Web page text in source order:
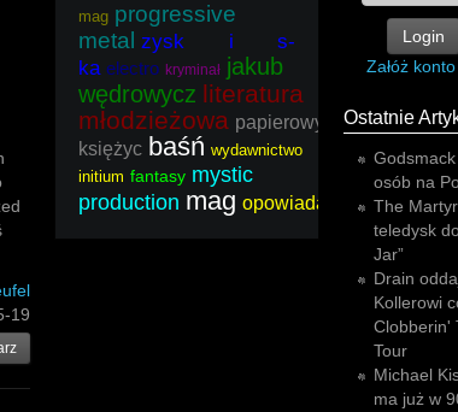
19
mag progressive
metal zysk i s-
ka electro kryminał jakub
wędrowycz literatura
młodzieżowa papierowy
księżyc baśń wydawnictwo
initium fantasy mystic
production mag opowiadanie
Login
Załóż konto
Ostatnie
osób na
The
teledysk
Jar”
Drain
Kollerowi
Clobberin'
Tour
Michael
ma już w